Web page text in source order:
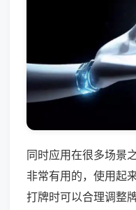
同时应用在很多场景
非常有用的，使用起
打牌时可以合理调整